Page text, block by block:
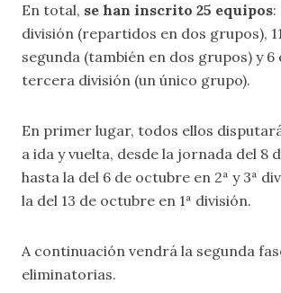
En total, se han inscrito 25 equipos:
división (repartidos en dos grupos),
segunda (también en dos grupos) y 6
tercera división (un único grupo).
En primer lugar, todos ellos
a ida y vuelta, desde la jornada del 8
hasta la del 6 de octubre en 2ª y 3ª
la del 13 de octubre en 1ª división.
A continuación vendrá la segunda
eliminatorias.